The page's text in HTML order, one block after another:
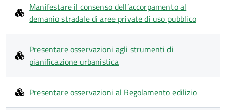
Manifestare il consenso dell’accorpamento al
demanio stradale di aree private di uso pubblico
Presentare osservazioni agli strumenti di
pianificazione urbanistica
Presentare osservazioni al Regolamento edilizio